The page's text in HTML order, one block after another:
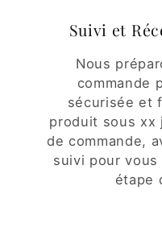
Suivi et
Nous
commande
sécurisée et
produit sous xx
de commande,
suivi pour
étape